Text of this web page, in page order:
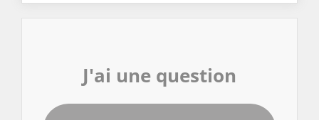
J'ai une question